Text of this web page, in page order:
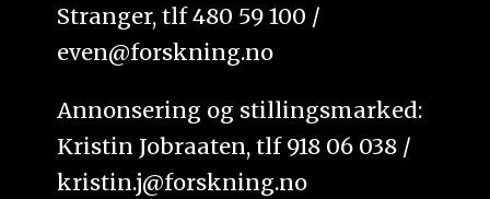
Stranger, tlf 480 59 100 /
even@forskning.no
Annonsering og stillingsmarked:
Kristin Jobraaten, tlf 918 06 038 /
kristin.j@forskning.no